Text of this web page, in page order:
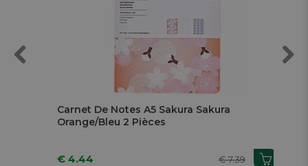
Carnet De Notes A5 Sakura Sakura
Orange/Bleu 2 Pièces
€ 4.44 € 7.39